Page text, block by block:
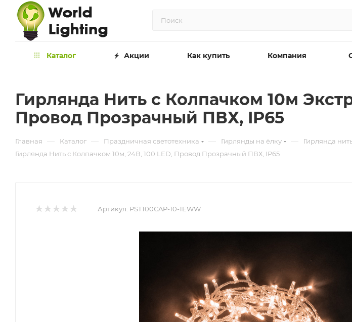
Каталог Акции Как купить Компания
Гирлянда Нить с Колпачком 10м
Провод Прозрачный ПВХ, IP65
Главная — Каталог — Праздничная светотехника — Гирлянды на ёлку — Гирлянда
Гирлянда Нить с Колпачком 10м, 24В, 100 LED, Провод Прозрачный ПВХ, IP65
Артикул: PST100CAP-10-1EWW